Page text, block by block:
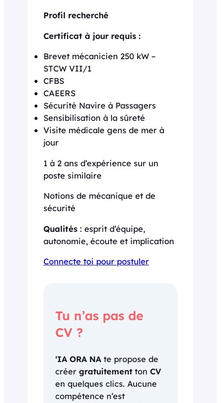
Profil recherché
Certificat à jour requis :
Brevet mécanicien 250 kW –
STCW VII/1
CFBS
CAEERS
Sécurité Navire à Passagers
Sensibilisation à la sûreté
Visite médicale gens de mer à
jour
1 à 2 ans d’expérience sur un
poste similaire
Notions de mécanique et de
sécurité
Qualités : esprit d’équipe,
autonomie, écoute et implication
Connecte toi pour postuler
Tu n’as pas de
CV ?
‘IA ORA NA te propose de
créer gratuitementton CV
en quelques clics. Aucune
compétence n’est